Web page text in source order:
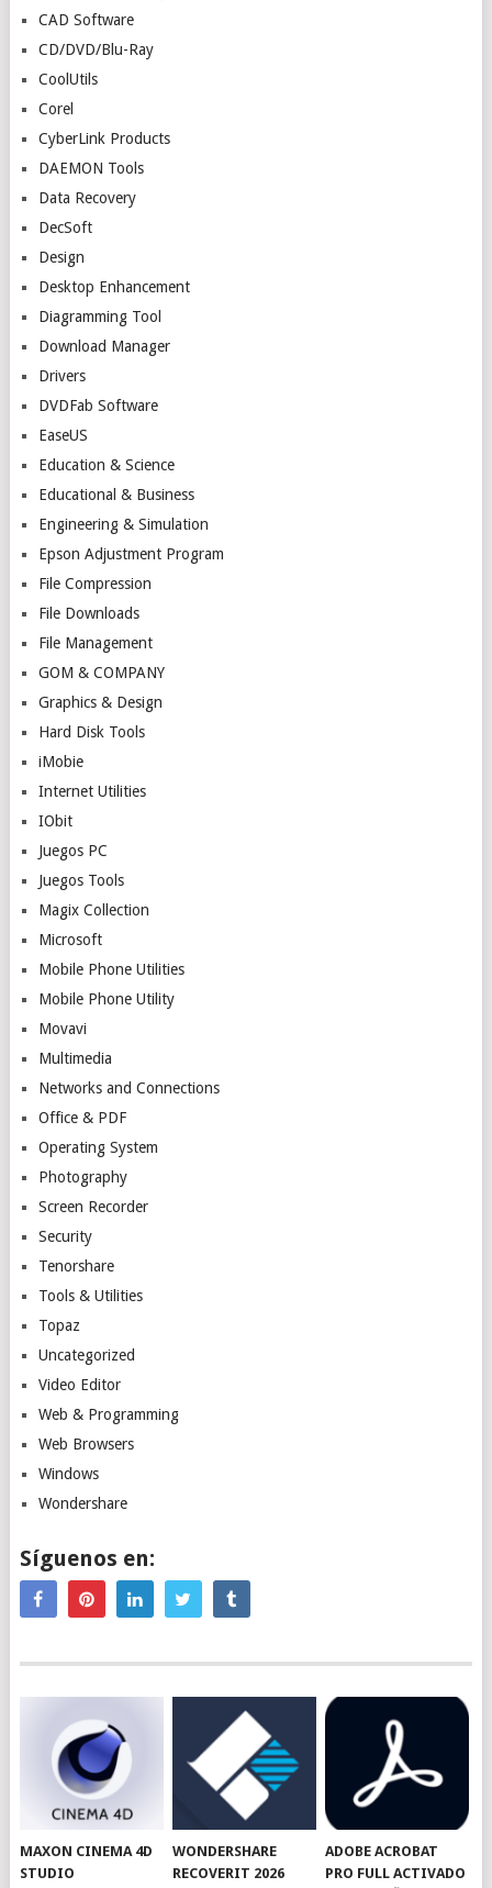
CAD Software
CD/DVD/Blu-Ray
CoolUtils
Corel
CyberLink Products
DAEMON Tools
Data Recovery
DecSoft
Design
Desktop Enhancement
Diagramming Tool
Download Manager
Drivers
DVDFab Software
EaseUS
Education & Science
Educational & Business
Engineering & Simulation
Epson Adjustment Program
File Compression
File Downloads
File Management
GOM & COMPANY
Graphics & Design
Hard Disk Tools
iMobie
Internet Utilities
IObit
Juegos PC
Juegos Tools
Magix Collection
Microsoft
Mobile Phone Utilities
Mobile Phone Utility
Movavi
Multimedia
Networks and Connections
Office & PDF
Operating System
Photography
Screen Recorder
Security
Tenorshare
Tools & Utilities
Topaz
Uncategorized
Video Editor
Web & Programming
Web Browsers
Windows
Wondershare
Síguenos en:
MAXON CINEMA 4D
STUDIO
WONDERSHARE
RECOVERIT 2026
ADOBE ACROBAT
PRO FULL ACTIVADO